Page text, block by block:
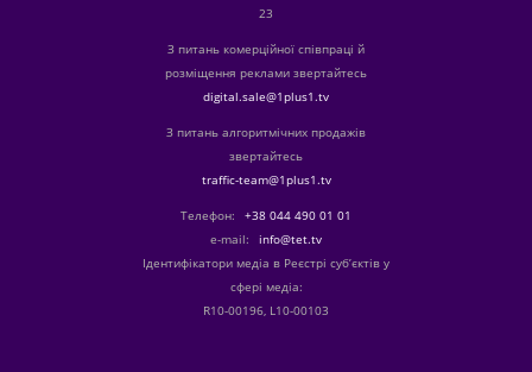
23
З питань комерційної співпраці й
розміщення реклами звертайтесь
digital.sale@1plus1.tv
З питань алгоритмічних продажів
звертайтесь
traffic-team@1plus1.tv
Телефон:
+38 044 490 01 01
е-mail:
info@tet.tv
Ідентифікатори медіа в Реєстрі суб’єктів у
сфері медіа:
R10-00196, L10-00103